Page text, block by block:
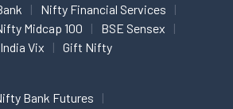
Nifty Financial Services
Midcap 100
BSE Sensex
India Vix Gift Nifty
Bank Futures